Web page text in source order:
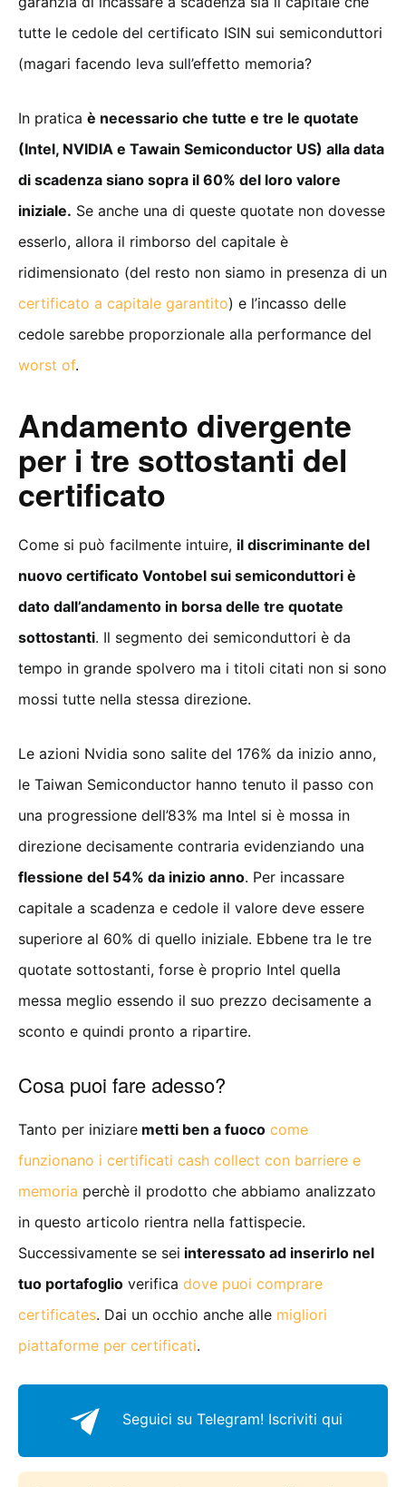
tutte le cedole del certificato ISIN sui semiconduttori
(magari facendo leva sull’effetto memoria?
In pratica è necessario che tutte e tre le quotate
(Intel, NVIDIA e Tawain Semiconductor US) alla data
di scadenza siano sopra il 60% del loro valore
iniziale. Se anche una di queste quotate non dovesse
esserlo, allora il rimborso del capitale è
ridimensionato (del resto non siamo in presenza di un
certificato a capitale garantito) e l’incasso delle
cedole sarebbe proporzionale alla performance del
worst of.
Andamento divergente
per i tre sottostanti del
certificato
Come si può facilmente intuire, il discriminante del
nuovo certificato Vontobel sui semiconduttori è
dato dall’andamento in borsa delle tre quotate
sottostanti. Il segmento dei semiconduttori è da
tempo in grande spolvero ma i titoli citati non si sono
mossi tutte nella stessa direzione.
Le azioni Nvidia sono salite del 176% da inizio anno,
le Taiwan Semiconductor hanno tenuto il passo con
una progressione dell’83% ma Intel si è mossa in
direzione decisamente contraria evidenziando una
flessione del 54% da inizio anno. Per incassare
capitale a scadenza e cedole il valore deve essere
superiore al 60% di quello iniziale. Ebbene tra le tre
quotate sottostanti, forse è proprio Intel quella
messa meglio essendo il suo prezzo decisamente a
sconto e quindi pronto a ripartire.
Cosa puoi fare adesso?
Tanto per iniziare metti ben a fuoco come
funzionano i certificati cash collect con barriere e
memoria perchè il prodotto che abbiamo analizzato
in questo articolo rientra nella fattispecie.
Successivamente se sei interessato ad inserirlo nel
tuo portafoglio verifica dove puoi comprare
certificates. Dai un occhio anche alle migliori
piattaforme per certificati.
Seguici su Telegram! Iscriviti qui